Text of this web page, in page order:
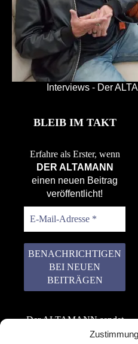
Interviews - Der
BLEIB IM TAKT
Erfahre als Erster, wenn
DER ALTAMANN
einen neuen Beitrag
veröffentlicht!
Der ALTAMANN sendet
keinen Spam! Er gibt